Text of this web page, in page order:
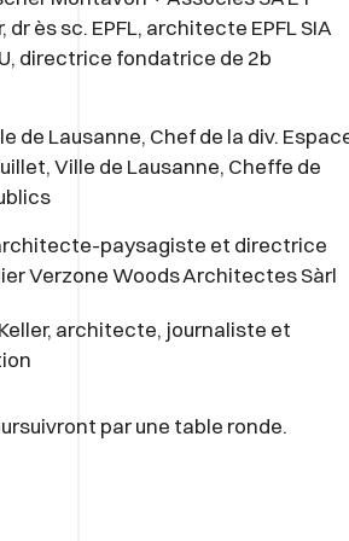
dr ès sc. EPFL, architecte EPFL SIA
directrice fondatrice de 2b
de Lausanne, Chef de la div.
Ville de Lausanne, Cheffe de
paysagiste et directrice
Verzone Woods Architectes Sàrl
architecte, journaliste et
par une table ronde.